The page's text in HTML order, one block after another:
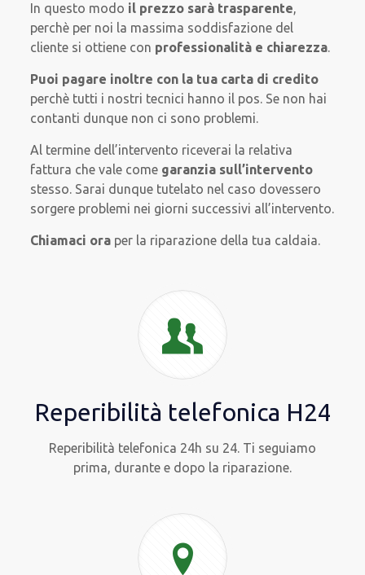
In questo modo il prezzo sarà trasparente,
perchè per noi la massima soddisfazione del
cliente si ottiene con professionalità e chiarezza.
Puoi pagare inoltre con la tua carta di credito
perchè tutti i nostri tecnici hanno il pos. Se non hai
contanti dunque non ci sono problemi.
Al termine dell’intervento riceverai la relativa
fattura che vale come garanzia sull’intervento
stesso. Sarai dunque tutelato nel caso dovessero
sorgere problemi nei giorni successivi all’intervento.
Chiamaci ora per la riparazione della tua caldaia.
Reperibilità telefonica H24
Reperibilità telefonica 24h su 24. Ti seguiamo
prima, durante e dopo la riparazione.